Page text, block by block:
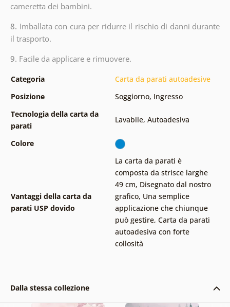
cameretta dei bambini.
8. Imballata con cura per ridurre il rischio di danni durante
il trasporto.
9. Facile da applicare e rimuovere.
Categoria
Carta da parati autoadesive
Posizione
Soggiorno, Ingresso
Tecnologia della carta da
parati
Lavabile, Autoadesiva
Colore
Vantaggi della carta da
parati USP dovido
La carta da parati è
composta da strisce larghe
49 cm, Disegnato dal nostro
grafico, Una semplice
applicazione che chiunque
può gestire, Carta da parati
autoadesiva con forte
collosità
Dalla stessa collezione